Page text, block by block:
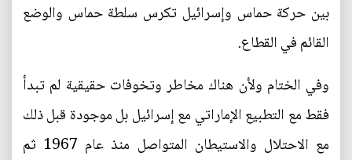
بين حركة حماس وإسرائيل تكرس سلطة حماس والوضع
القائم في القطاع.
وفي الختام ولأن هناك مخاطر وتخوفات حقيقية لم تبدأ
فقط مع التطبيع الإماراتي مع إسرائيل بل موجودة قبل ذلك
مع الاحتلال والاستيطان المتواصل منذ عام 1967 ثم